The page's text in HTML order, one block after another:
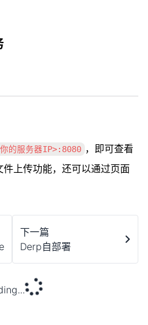
的服务器IP>:8080 ，即可查看
上传功能，还可以通过页面
下一篇
Derp自部署